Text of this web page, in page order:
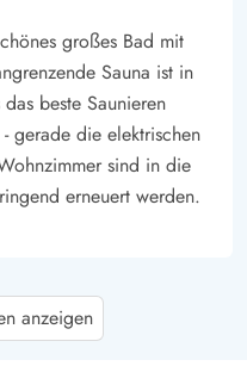
großes Bad mit
Sauna ist in
beste Saunieren
gerade die elektrischen
sind in die
erneuert werden.
5 von 5
5 out of 5
anzeigen